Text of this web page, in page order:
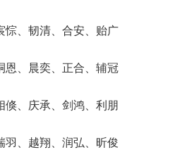
悰、韧清、合安、贻广
恩、晨奕、正合、辅冠
倏、庆承、剑鸿、利朋
羽、越翔、润弘、昕俊